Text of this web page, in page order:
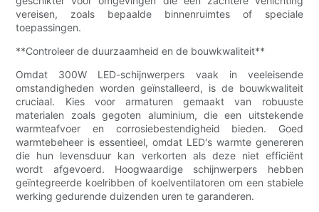
vereisen, zoals bepaalde binnenruimtes of speciale
toepassingen.
**Controleer de duurzaamheid en de bouwkwaliteit**
Omdat 300W LED-schijnwerpers vaak in veeleisende
omstandigheden worden geïnstalleerd, is de bouwkwaliteit
cruciaal. Kies voor armaturen gemaakt van robuuste
materialen zoals gegoten aluminium, die een uitstekende
warmteafvoer en corrosiebestendigheid bieden. Goed
warmtebeheer is essentieel, omdat LED's warmte genereren
die hun levensduur kan verkorten als deze niet efficiënt
wordt afgevoerd. Hoogwaardige schijnwerpers hebben
geïntegreerde koelribben of koelventilatoren om een ​​stabiele
werking gedurende duizenden uren te garanderen.